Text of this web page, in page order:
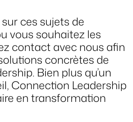
ces sujets de
vous souhaitez les
contact avec nous afin
concrètes de
Bien plus qu’un
Connection Leadership
en transformation